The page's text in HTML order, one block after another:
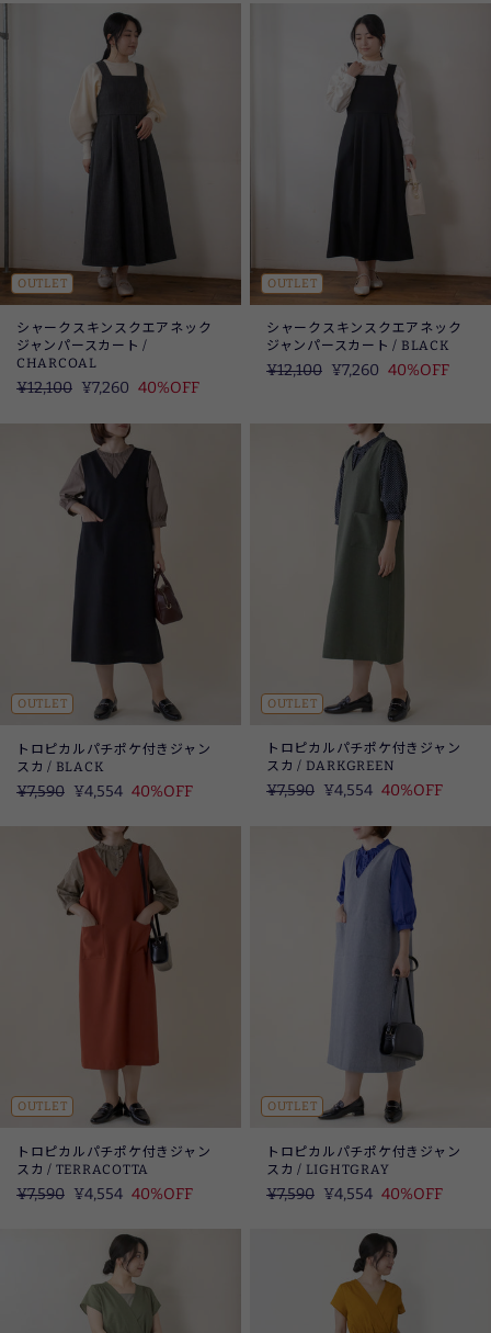
OUTLET
シャークスキンスクエアネック
ジャンパースカート /
CHARCOAL
定
¥12,100 SALE
¥7,260 40%OFF
OUTLET
シャークスキンスクエアネック
ジャンパースカート / BLACK
定
¥12,100 SALE
¥7,260 40%OFF
OUTLET
トロピカルパチポケ付きジャン
スカ / BLACK
定
¥7,590 SALE
¥4,554 40%OFF
OUTLET
トロピカルパチポケ付きジャン
スカ / DARKGREEN
定
¥7,590 SALE
¥4,554 40%OFF
OUTLET
トロピカルパチポケ付きジャン
スカ / TERRACOTTA
定
¥7,590 SALE
¥4,554 40%OFF
OUTLET
トロピカルパチポケ付きジャン
スカ / LIGHTGRAY
定
¥7,590 SALE
¥4,554 40%OFF